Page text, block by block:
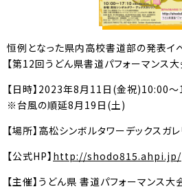
恒例となった県内高校書道部の発表イベ
【第12回うどん県書道パフォーマンス大
【日時】2023年8月11日(金祝)10:00
※台風の順延8月19日(土)
【場所】高松シンボルタワーデックスガレ
【公式HP】 http://shodo815.ahpi.jp/
【主催】うどん県 書道パフォーマンス